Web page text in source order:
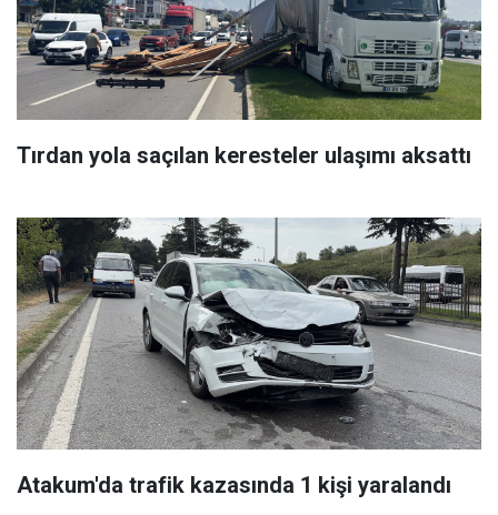
Tırdan yola saçılan keresteler ulaşımı aksattı
Atakum'da trafik kazasında 1 kişi yaralandı